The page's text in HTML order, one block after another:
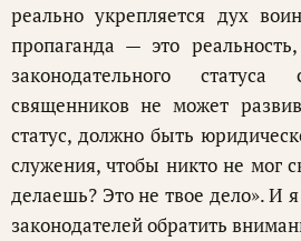
реально укрепляется дух
пропаганда — это
законодательного
священников не может
статус, должно быть
служения, чтобы никто не мог
делаешь? Это не твое дело». И
законодателей обратить